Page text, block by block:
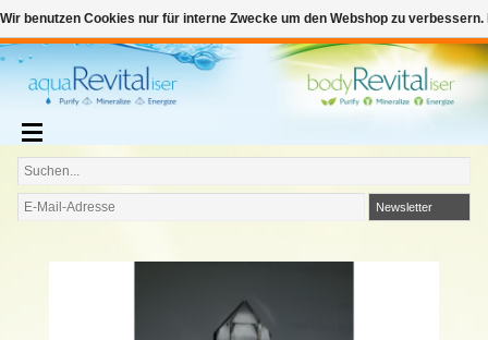
€0,00
Deutsch
€
Newsletter
Zum Warenkorb hinzufügen
Wir benutzen Cookies nur für interne Zwecke um den Webshop zu